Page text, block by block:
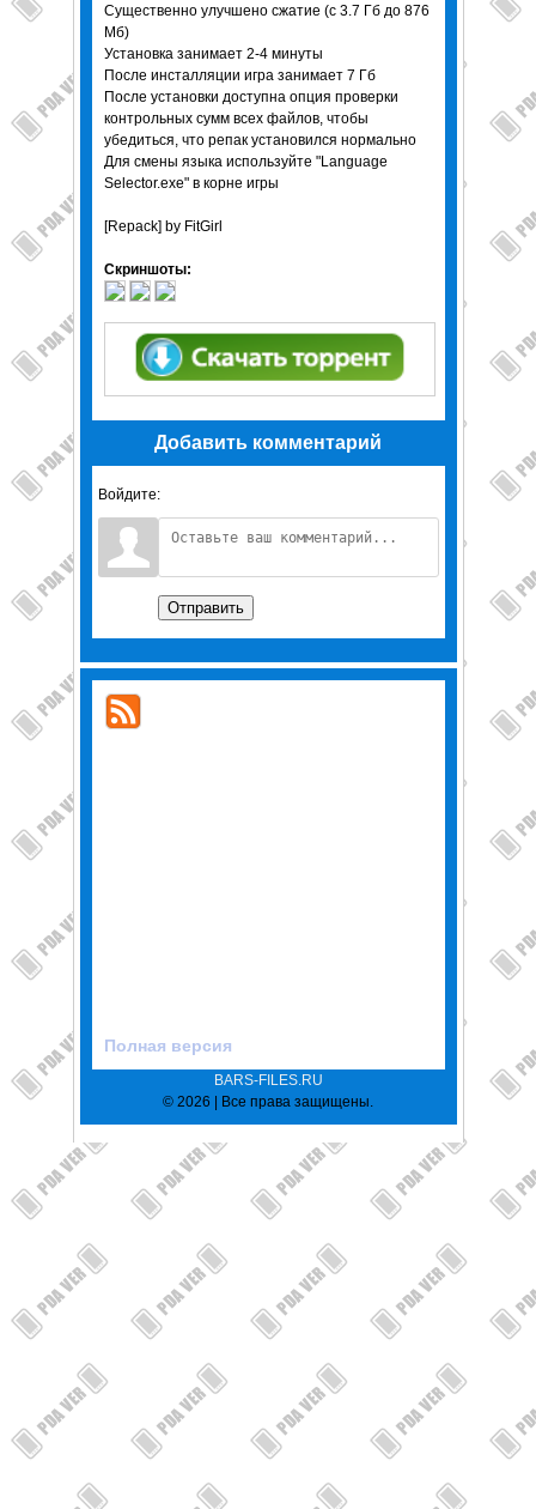
Существенно улучшено сжатие (с 3.7 Гб до 876
Мб)
Установка занимает 2-4 минуты
После инсталляции игра занимает 7 Гб
После установки доступна опция проверки
контрольных сумм всех файлов, чтобы
убедиться, что репак установился нормально
Для смены языка используйте "Language
Selector.exe" в корне игры
[Repack] by FitGirl
Скриншоты:
Добавить комментарий
Войдите:
Отправить
Полная версия
BARS-FILES.RU
© 2026 | Все права защищены.